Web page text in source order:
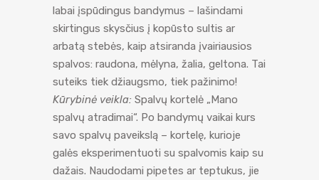
labai įspūdingus bandymus – lašindami
skirtingus skysčius į kopūsto sultis ar
arbatą stebės, kaip atsiranda įvairiausios
spalvos: raudona, mėlyna, žalia, geltona. Tai
suteiks tiek džiaugsmo, tiek pažinimo!
Kūrybinė veikla: Spalvų kortelė „Mano
spalvų atradimai“. Po bandymų vaikai kurs
savo spalvų paveikslą – kortelę, kurioje
galės eksperimentuoti su spalvomis kaip su
dažais. Naudodami pipetes ar teptukus, jie